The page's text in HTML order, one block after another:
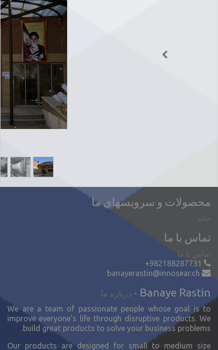
محصولات و سرویسهای ما
خانه
تماس با ما
تماس با ما
+982188287731
banayerastin@innosear.ch
Banaye Rastin
- درباره ما
We are a team of passionate people whose goal is to
improve everyone's life through disruptive products. We
build great products to solve your business problems.
Our products are designed for small to medium size